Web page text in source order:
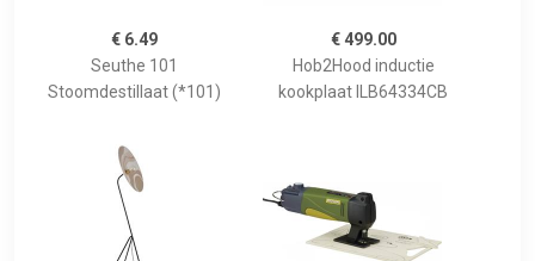
€ 6.49
Seuthe 101
Stoomdestillaat (*101)
€ 499.00
Hob2Hood inductie
kookplaat ILB64334CB